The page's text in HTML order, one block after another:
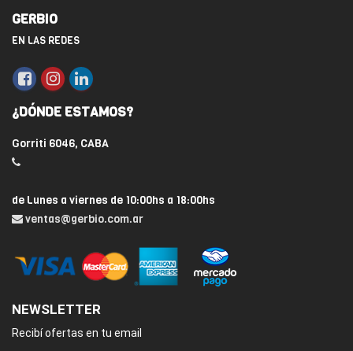
GERBIO
EN LAS REDES
¿DÓNDE ESTAMOS?
Gorriti 6046, CABA
de Lunes a viernes de 10:00hs a 18:00hs
ventas@gerbio.com.ar
NEWSLETTER
Recibí ofertas en tu email